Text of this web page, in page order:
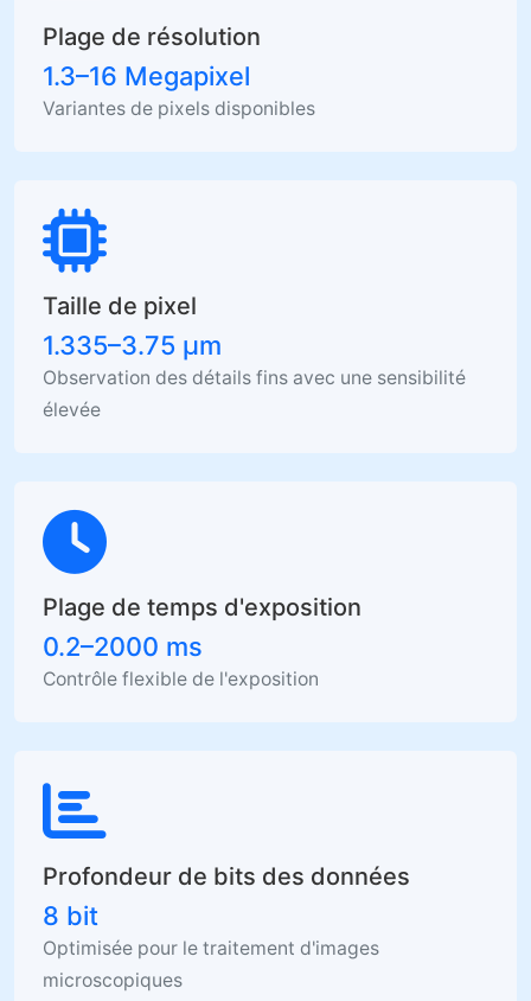
Plage de résolution
1.3–16 Megapixel
Variantes de pixels disponibles
Taille de pixel
1.335–3.75 µm
Observation des détails fins avec une sensibilité
élevée
Plage de temps d'exposition
0.2–2000 ms
Contrôle flexible de l'exposition
Profondeur de bits des données
8 bit
Optimisée pour le traitement d'images
microscopiques